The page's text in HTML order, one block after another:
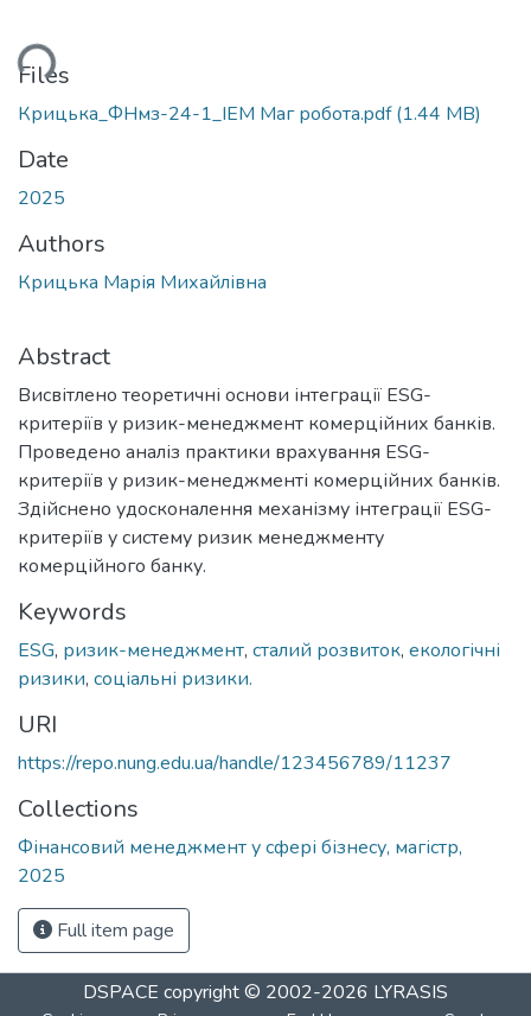
Files
Крицька_ФНмз-24-1_ІЕМ Маг робота.pdf(1.44 MB)
Date
2025
Authors
Крицька Марія Михайлівна
Abstract
Висвітлено теоретичні основи інтеграції ESG-
критеріїв у ризик-менеджмент комерційних банків.
Проведено аналіз практики врахування ESG-
критеріїв у ризик-менеджменті комерційних банків.
Здійснено удосконалення механізму інтеграції ESG-
критеріїв у систему ризик менеджменту
комерційного банку.
Keywords
ESG, ризик-менеджмент, сталий розвиток, екологічні
ризики, соціальні ризики.
URI
https://repo.nung.edu.ua/handle/123456789/11237
Collections
Фінансовий менеджмент у сфері бізнесу, магістр,
2025
Full item page
DSPACE copyright © 2002-2026 LYRASIS